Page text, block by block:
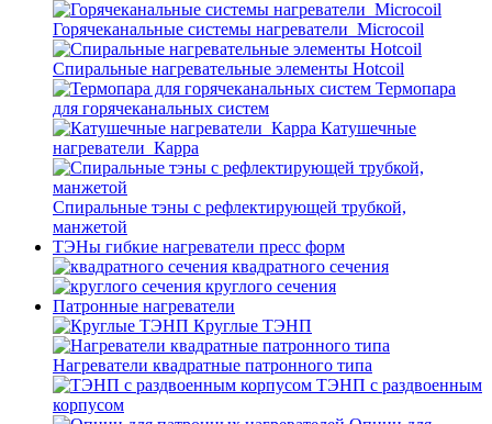
Горячеканальные системы нагреватели_Microcoil
Спиральные нагревательные элементы Hotcoil
Термопара
для горячеканальных систем
Катушечные
нагреватели_Карра
Спиральные тэны с рефлектирующей трубкой,
манжетой
ТЭНы гибкие нагреватели пресс форм
квадратного сечения
круглого сечения
Патронные нагреватели
Круглые ТЭНП
Нагреватели квадратные патронного типа
ТЭНП с раздвоенным
корпусом